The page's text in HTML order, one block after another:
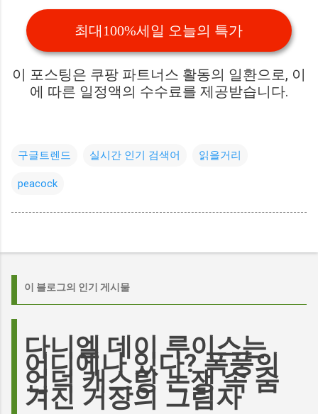
최대100%세일 오늘의 특가
이 포스팅은 쿠팡 파트너스 활동의 일환으로, 이
에 따른 일정액의 수수료를 제공받습니다.
구글트렌드 실시간 인기 검색어 읽을거리
peacock
이 블로그의 인기 게시물
다니엘 데이 루이스는
어디에나 있다? 폭풍의
언덕 캐스팅 논쟁 속 숨
겨진 거장의 그림자